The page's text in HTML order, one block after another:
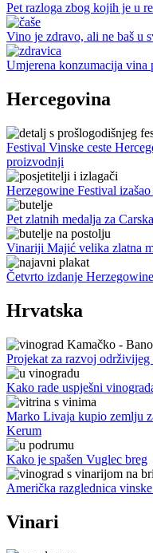
Pet razloga zbog kojih je u
Vino je zdravo, ali ne baš u
Umjerena konzumacija vina
Hercegovina
Festival Vinske ceste
proizvodnji
Herzegowine Festival
Pet zlatnih medalja za
Vinariji Majić velika zlatna
Četvrto izdanje
Hrvatska
Projekat za razvoj održivijeg
Kako rade uspješni
Marko Livaja kupio zemlju
Kerum
Kako je spašen Vuglec breg
Američka razglednica
Vinari